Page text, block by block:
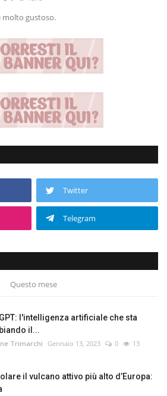
molto gustoso.
Twitter
Telegram
Questo mese
l'intelligenza artificiale che sta
il...
Trimarchi Gennaio 13, 2023 0 13
il vulcano attivo più alto d’Europa: